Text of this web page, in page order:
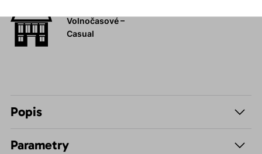
Volnočasové –
Casual
Popis
Parametry